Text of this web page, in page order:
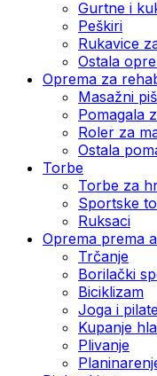
Gurtne i
Peškiri
Rukavice
Ostala
Oprema za
Masažni
Pomagala
Roler za
Ostala
Torbe
Torbe za
Sportske
Ruksaci
Oprema prema
Trčanje
Borilački
Biciklizam
Joga i
Kupanje
Plivanje